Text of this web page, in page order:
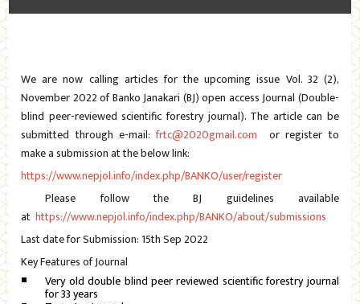
We are now calling articles for the upcoming issue Vol. 32 (2),
November 2022 of Banko Janakari (BJ) open access Journal (Double-
blind peer-reviewed scientific forestry journal). The article can be
submitted through e-mail:frtc@2020gmail.com or register to
make a submission at the below link:
https://www.nepjol.info/index.php/BANKO/user/register
Please follow the BJ guidelines available
athttps://www.nepjol.info/index.php/BANKO/about/submissions
Last date for Submission: 15th Sep 2022
Key Features of Journal
Very old double blind peer reviewed scientific forestry journal
for 33 years